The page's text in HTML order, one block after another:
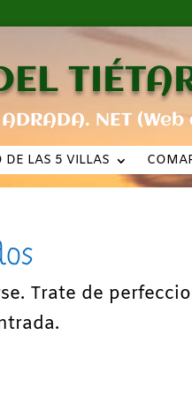
NET
DE LAS 5 VILLAS
Trate de